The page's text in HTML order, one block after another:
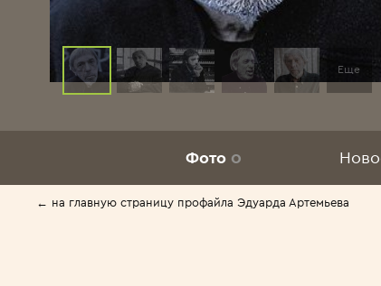
Еще
Фото 0
← на главную страницу профайла Эдуарда Артемьева